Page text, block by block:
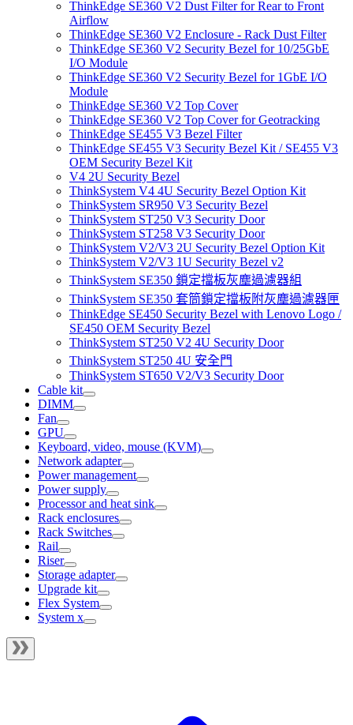
ThinkEdge SE360 V2 Dust Filter for Rear to Front
Airflow
ThinkEdge SE360 V2 Enclosure - Rack Dust Filter
ThinkEdge SE360 V2 Security Bezel for 10/25GbE
I/O Module
ThinkEdge SE360 V2 Security Bezel for 1GbE I/O
Module
ThinkEdge SE360 V2 Top Cover
ThinkEdge SE360 V2 Top Cover for Geotracking
ThinkEdge SE455 V3 Bezel Filter
ThinkEdge SE455 V3 Security Bezel Kit / SE455 V3
OEM Security Bezel Kit
V4 2U Security Bezel
ThinkSystem V4 4U Security Bezel Option Kit
ThinkSystem SR950 V3 Security Bezel
ThinkSystem ST250 V3 Security Door
ThinkSystem ST258 V3 Security Door
ThinkSystem V2/V3 2U Security Bezel Option Kit
ThinkSystem V2/V3 1U Security Bezel v2
ThinkSystem SE350 鎖定擋板灰塵過濾器組
ThinkSystem SE350 套筒鎖定擋板附灰塵過濾器匣
ThinkEdge SE450 Security Bezel with Lenovo Logo /
SE450 OEM Security Bezel
ThinkSystem ST250 V2 4U Security Door
ThinkSystem ST250 4U 安全門
ThinkSystem ST650 V2/V3 Security Door
Cable kit
DIMM
Fan
GPU
Keyboard, video, mouse (KVM)
Network adapter
Power management
Power supply
Processor and heat sink
Rack enclosures
Rack Switches
Rail
Riser
Storage adapter
Upgrade kit
Flex System
System x